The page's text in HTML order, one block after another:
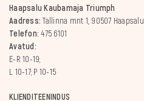
Haapsalu Kaubamaja Triumph
Aadress:Tallinna mnt 1, 90507 Haapsalu
Telefon:475 6101
Avatud:
E-R 10-19;
L 10-17; P 10-15
KLIENDITEENINDUS